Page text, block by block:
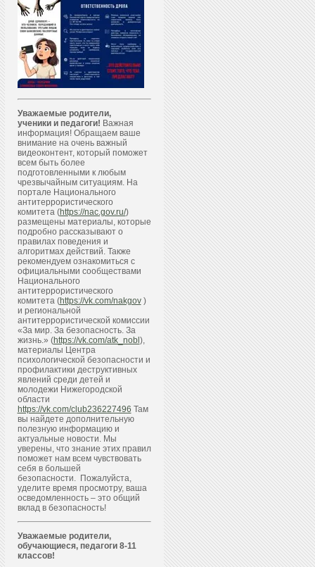
Уважаемые родители,
ученики и педагоги! Важная
информация! Обращаем ваше
внимание на очень важный
видеоконтент, который поможет
всем быть более
подготовленными к любым
чрезвычайным ситуациям. На
портале Национального
антитеррористического
комитета (https://nac.gov.ru/)
размещены материалы, которые
подробно рассказывают о
правилах поведения и
алгоритмах действий. Также
рекомендуем ознакомиться с
официальными сообществами
Национального
антитеррористического
комитета (https://vk.com/nakgov)
и региональной
антитеррористической комиссии
«За мир. За безопасность. За
жизнь.» (https://vk.com/atk_nobl ),
материалы Центра
психологической безопасности и
профилактики деструктивных
явлений среди детей и
молодежи Нижегородской
области
https://vk.com/club236227496 Там
вы найдете дополнительную
полезную информацию и
актуальные новости. Мы
уверены, что знание этих правил
поможет нам всем чувствовать
себя в большей
безопасности. Пожалуйста,
уделите время просмотру, ваша
осведомленность – это общий
вклад в безопасность!
Уважаемые родители,
обучающиеся, педагоги 8-11
классов!